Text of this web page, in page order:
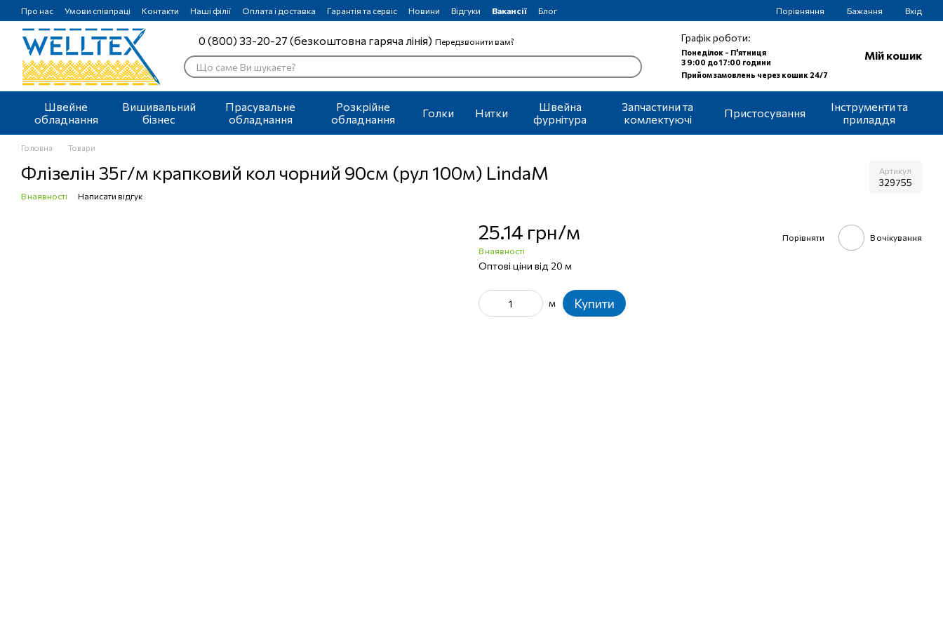
Перейти до основного контенту
Про нас Умови співпраці Контакти Наші філії Оплата і доставка Гарантія та сервіс Новини Відгуки Вакансії Блог Порівняння Бажання Вхід
0 (800) 33-20-27 (безкоштовна гаряча лінія) Передзвонити вам? Графік роботи:
Понеділок - П'ятниця
З 9:00 до 17:00 години
Прийом замовлень через кошик 24/7
Мій кошик
Швейне
обладнання
Вишивальний
бізнес
Прасувальне
обладнання
Розкрійне
обладнання
Голки Нитки
Швейна
фурнітура
Запчастини та
комлектуючі
Пристосування
Інструменти та
приладдя
Головна Товари
Флізелін 35г/м крапковий кол чорний 90см (рул 100м) LindaM Артикул
329755
В наявності Написати відгук
25.14 грн/м
В наявності
Порівняти В очікування
Оптові ціни від 20 м
м Купити